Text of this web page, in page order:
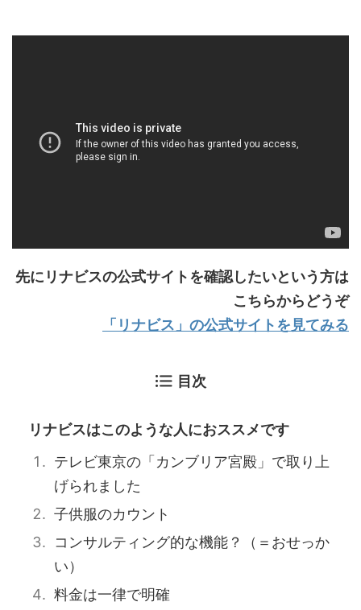
先にリナビスの公式サイトを確認したいという方は
こちらからどうぞ
「リナビス」の公式サイトを見てみる
目次
リナビスはこのような人におススメです
テレビ東京の「カンブリア宮殿」で取り上
げられました
子供服のカウント
コンサルティング的な機能？（＝おせっか
い）
料金は一律で明確